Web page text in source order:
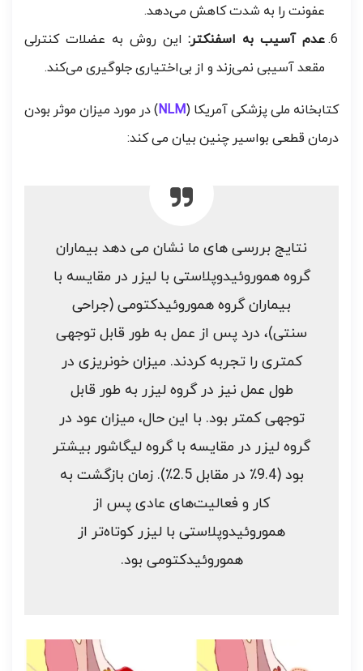
عفونت را به شدت کاهش می‌دهد.
عدم آسیب به اسفنکتر:این روش به عضلات کنترلی
مقعد آسیبی نمی‌زند و از بی‌اختیاری جلوگیری می‌کند.
کتابخانه ملی پزشکی آمریکا (NLM) در مورد میزان موثر بودن
درمان قطعی بواسیر چنین بیان می کند:
نتایج بررسی های ما نشان می دهد بیماران
گروه هموروئیدوپلاستی با لیزر در مقایسه با
بیماران گروه هموروئیدکتومی (جراحی
سنتی)، درد پس از عمل به طور قابل توجهی
کمتری را تجربه کردند. میزان خونریزی در
طول عمل نیز در گروه لیزر به طور قابل
توجهی کمتر بود. با این حال، میزان عود در
گروه لیزر در مقایسه با گروه لیگاشور بیشتر
بود (9.4٪ در مقابل 2.5٪). زمان بازگشت به
کار و فعالیت‌های عادی پس از
هموروئیدوپلاستی با لیزر کوتاه‌تر از
هموروئیدکتومی بود.